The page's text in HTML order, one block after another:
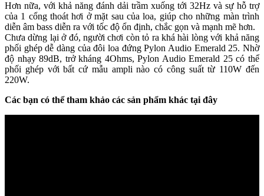
Hơn nữa, với khả năng đánh dải trầm xuống tới 32Hz và sự hỗ trợ
của 1 cổng thoát hơi ở mặt sau của loa, giúp cho những màn trình
diễn âm bass diễn ra với tốc độ ổn định, chắc gọn và mạnh mẽ hơn.
Chưa dừng lại ở đó, người chơi còn tỏ ra khá hài lòng với khả năng
phối ghép dễ dàng của đôi loa đứng Pylon Audio Emerald 25. Nhờ
độ nhạy 89dB, trở kháng 4Ohms, Pylon Audio Emerald 25 có thể
phối ghép với bất cứ mẫu ampli nào có công suất từ 110W đến
220W.
Các bạn có thể tham khảo các sản phẩm khác tại đây